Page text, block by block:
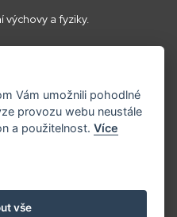
výchovy a fyziky.
a případné nabídky zasílejte
Vám umožnili pohodlné
provozu webu neustále
a použitelnost.Více
vše